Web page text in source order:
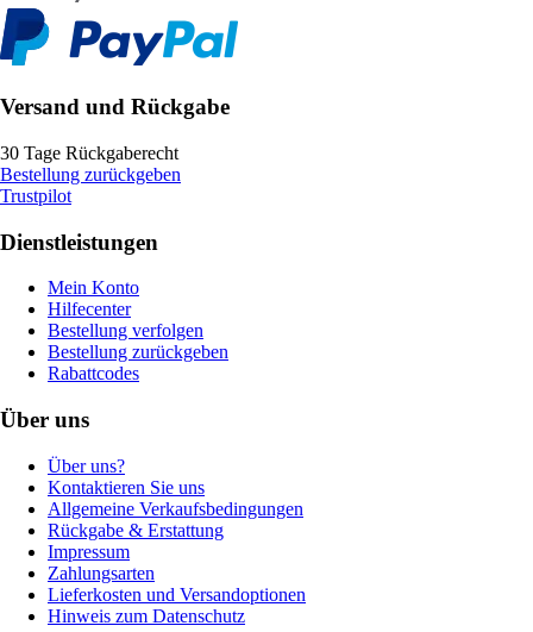
Versand und Rückgabe
30 Tage Rückgaberecht
Bestellung zurückgeben
Trustpilot
Dienstleistungen
Mein Konto
Hilfecenter
Bestellung verfolgen
Bestellung zurückgeben
Rabattcodes
Über uns
Über uns?
Kontaktieren Sie uns
Allgemeine Verkaufsbedingungen
Rückgabe & Erstattung
Impressum
Zahlungsarten
Lieferkosten und Versandoptionen
Hinweis zum Datenschutz